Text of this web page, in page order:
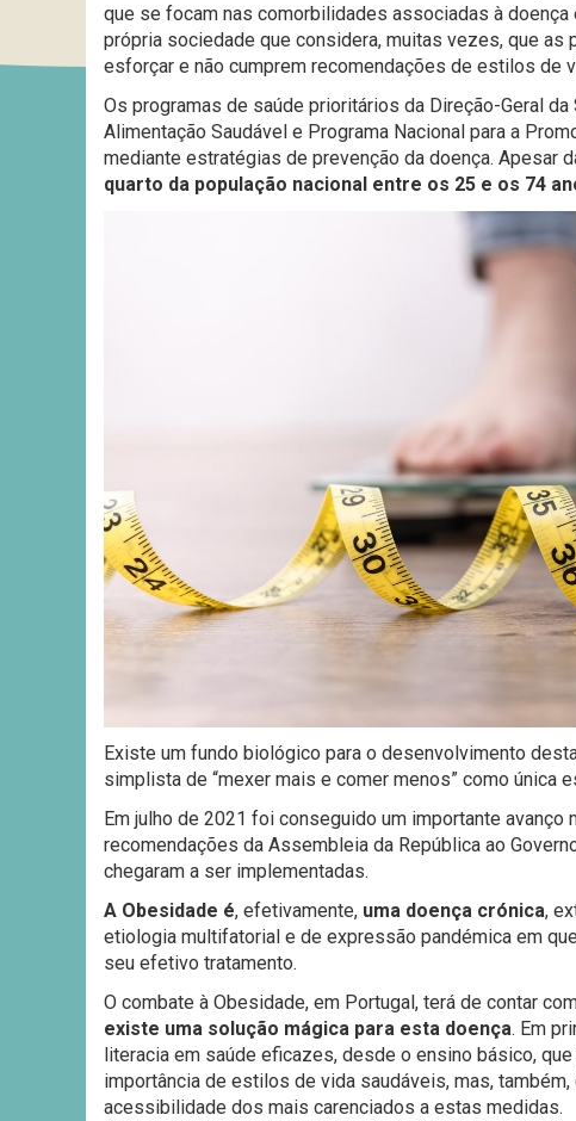
que se focam nas comorbilidades associadas à
própria sociedade que considera, muitas vezes, que
esforçar e não cumprem recomendações de estilos de
Os programas de saúde prioritários da Direção-Geral
Alimentação Saudável e Programa Nacional para a
mediante estratégias de prevenção da doença. Apesar
quarto da população nacional entre os 25 e os 74
Existe um fundo biológico para o desenvolvimento
simplista de “mexer mais e comer menos” como única
Em julho de 2021 foi conseguido um importante avanço
recomendações da Assembleia da República ao
chegaram a ser implementadas.
A Obesidade é, efetivamente, uma doença crónica,
etiologia multifatorial e de expressão pandémica em
seu efetivo tratamento.
O combate à Obesidade, em Portugal, terá de contar
existe uma solução mágica para esta doença. Em
literacia em saúde eficazes, desde o ensino básico,
importância de estilos de vida saudáveis, mas,
acessibilidade dos mais carenciados a estas medidas.